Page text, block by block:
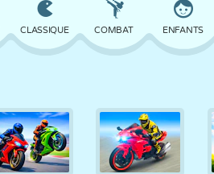
CLASSIQUE COMBAT ENFANTS
CRAZY DÉFENSE DINOSAURE